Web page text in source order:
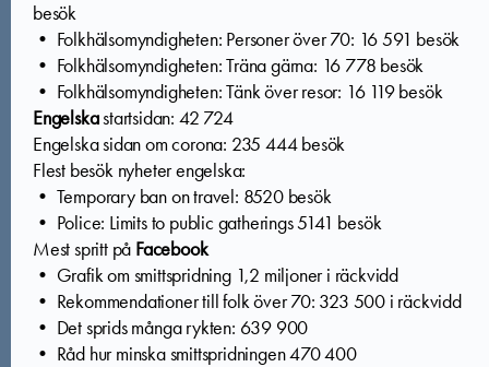
besök
• Folkhälsomyndigheten: Personer över 70: 16 591 besök
• Folkhälsomyndigheten: Träna gärna: 16 778 besök
• Folkhälsomyndigheten: Tänk över resor: 16 119 besök
Engelskastartsidan: 42 724
Engelska sidan om corona: 235 444 besök
Flest besök nyheter engelska:
• Temporary ban on travel: 8520 besök
• Police: Limits to public gatherings 5141 besök
Mest spritt på Facebook
• Grafik om smittspridning 1,2 miljoner i räckvidd
• Rekommendationer till folk över 70: 323 500 i räckvidd
• Det sprids många rykten: 639 900
• Råd hur minska smittspridningen 470 400